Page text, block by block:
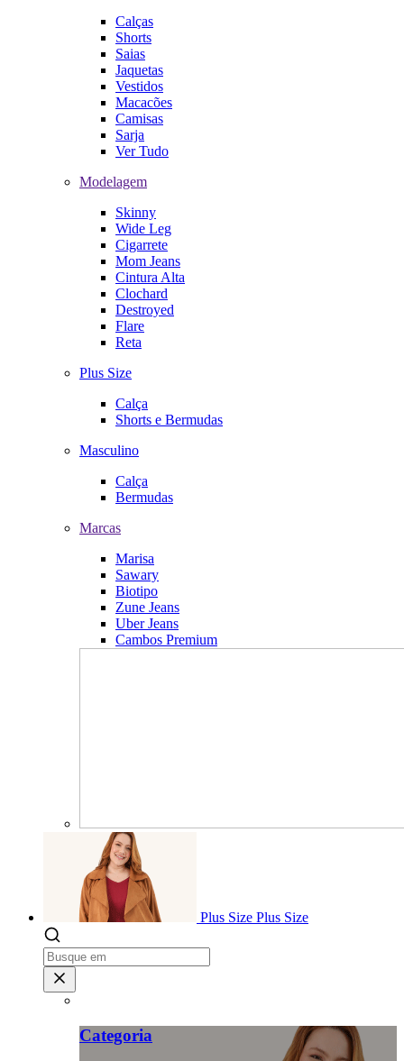
Calças
Shorts
Saias
Jaquetas
Vestidos
Macacões
Camisas
Sarja
Ver Tudo
Modelagem
Skinny
Wide Leg
Cigarrete
Mom Jeans
Cintura Alta
Clochard
Destroyed
Flare
Reta
Plus Size
Calça
Shorts e Bermudas
Masculino
Calça
Bermudas
Marcas
Marisa
Sawary
Biotipo
Zune Jeans
Uber Jeans
Cambos Premium
Plus Size Plus Size
Categoria